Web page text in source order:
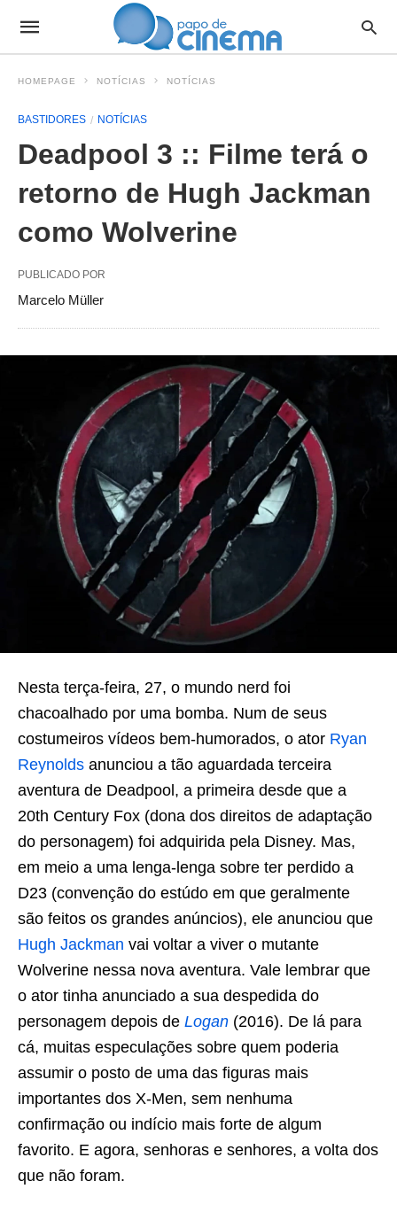
HOMEPAGE NOTÍCIAS NOTÍCIAS
BASTIDORES NOTÍCIAS
Deadpool 3 :: Filme terá o
retorno de Hugh Jackman
como Wolverine
PUBLICADO POR
Marcelo Müller
Nesta terça-feira, 27, o mundo nerd foi
chacoalhado por uma bomba. Num de seus
costumeiros vídeos bem-humorados, o ator Ryan
Reynolds anunciou a tão aguardada terceira
aventura de Deadpool, a primeira desde que a
20th Century Fox (dona dos direitos de adaptação
do personagem) foi adquirida pela Disney. Mas,
em meio a uma lenga-lenga sobre ter perdido a
D23 (convenção do estúdo em que geralmente
são feitos os grandes anúncios), ele anunciou que
Hugh Jackman vai voltar a viver o mutante
Wolverine nessa nova aventura. Vale lembrar que
o ator tinha anunciado a sua despedida do
personagem depois de Logan (2016). De lá para
cá, muitas especulações sobre quem poderia
assumir o posto de uma das figuras mais
importantes dos X-Men, sem nenhuma
confirmação ou indício mais forte de algum
favorito. E agora, senhoras e senhores, a volta dos
que não foram.